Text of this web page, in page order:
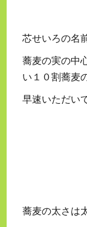
芯せいろの名
蕎麦の実の中
い１０割蕎麦
早速いただい
蕎麦の太さは